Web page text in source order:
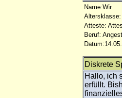
Name:Wir
Altersklasse:
Atteste:
Beruf:
Diskrete
Hallo, ich
erfüllt.